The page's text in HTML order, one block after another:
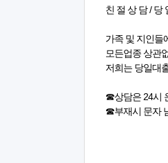
친 절 상 담 / 당
가족 및 지인들
모든업종 상관
저희는 당일대
☎상담은 24시
☎부재시 문자